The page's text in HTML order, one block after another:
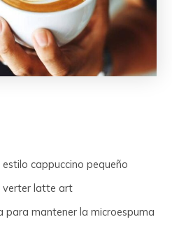
cappuccino pequeño
verter latte art
para mantener la microespuma